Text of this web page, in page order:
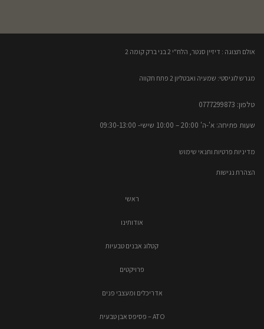
אולם תצוגה : דיזיין סנטר, הלח"י 2 בני ברק קומה 2​
מגרש לוגיסטי: שמעיה ואבטליון 2 פתח תקווה
טלפון: 0777299873​
שעות פתיחה: א'-ה' 20:00 – 10:00​​ שישי- 09:30-13:00
מדיניות פרטיות ותנאי שימוש
הצהרת נגישות
ראשי
אודותינו
קטלוג אבנים טבעיות
פרויקטים
אדריכלים ומעצבי פנים
ATO – פסיפס אבן טבעית